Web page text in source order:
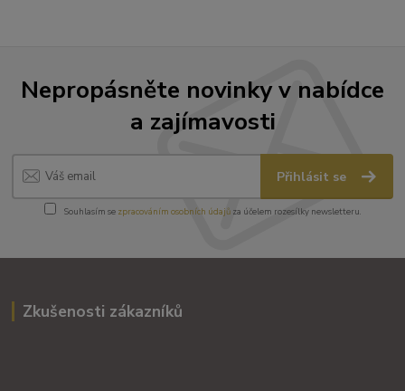
Nepropásněte novinky v nabídce
a zajímavosti
Přihlásit se
Souhlasím se zpracováním osobních údajůza účelem rozesílky newsletteru.
Zkušenosti zákazníků